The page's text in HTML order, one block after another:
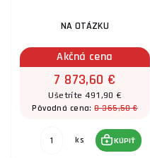
NA OTÁZKU
Akčná cena
7 873,60 €
Ušetríte 491,90 €
Pôvodná cena:8 365,50 €
ks KÚPIŤ